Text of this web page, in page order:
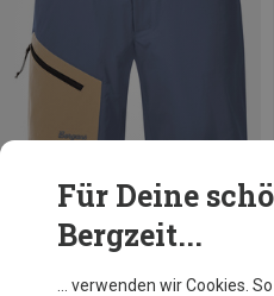
Du sparst 39%
Für Deine
Bergzeit...
… verwenden wir Cookies.